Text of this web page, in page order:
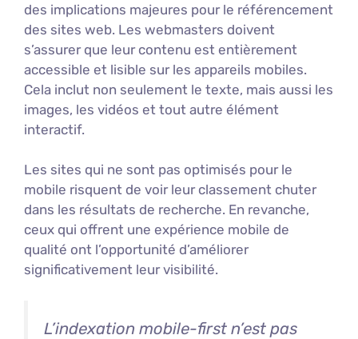
des implications majeures pour le référencement
des sites web. Les webmasters doivent
s’assurer que leur contenu est entièrement
accessible et lisible sur les appareils mobiles.
Cela inclut non seulement le texte, mais aussi les
images, les vidéos et tout autre élément
interactif.
Les sites qui ne sont pas optimisés pour le
mobile risquent de voir leur classement chuter
dans les résultats de recherche. En revanche,
ceux qui offrent une expérience mobile de
qualité ont l’opportunité d’améliorer
significativement leur visibilité.
L’indexation mobile-first n’est pas